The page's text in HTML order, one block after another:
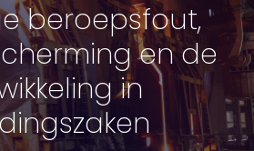
beroepsfout,
en de
in